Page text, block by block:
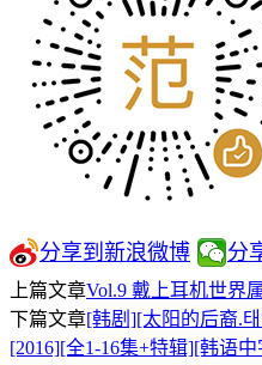
分享到新浪微博 分
上篇文章Vol.9 戴上耳机世界
下篇文章[韩剧][太阳的后裔.태
[2016][全1-16集+特辑][韩语